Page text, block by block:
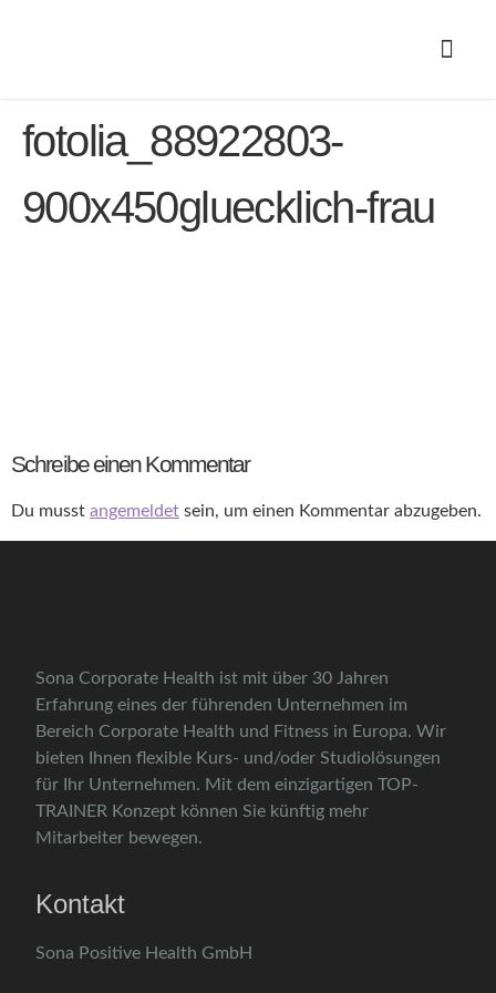
fotolia_88922803-
900x450gluecklich-frau
Schreibe einen Kommentar
Du musst angemeldet sein, um einen Kommentar abzugeben.
Sona Corporate Health ist mit über 30 Jahren
Erfahrung eines der führenden Unternehmen im
Bereich Corporate Health und Fitness in Europa. Wir
bieten Ihnen flexible Kurs- und/oder Studiolösungen
für Ihr Unternehmen. Mit dem einzigartigen TOP-
TRAINER Konzept können Sie künftig mehr
Mitarbeiter bewegen.
Kontakt
Sona Positive Health GmbH